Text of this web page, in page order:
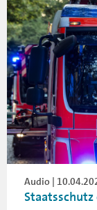
Audio |